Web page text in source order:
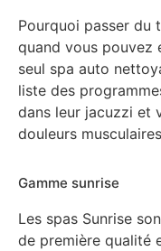
Pourquoi passer du
quand vous
seul spa auto
liste des
dans leur jacuzzi et
douleurs
Gamme sunrise
Les spas Sunrise
de première qualité